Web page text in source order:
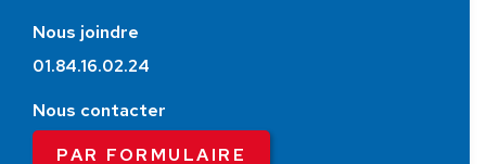
Nous joindre
01.84.16.02.24
Nous contacter
PAR FORMULAIRE